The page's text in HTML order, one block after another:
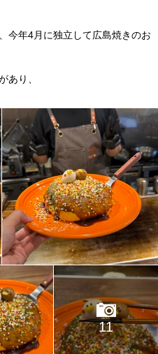
今年4月に独立して広島焼きのお
あり、
11